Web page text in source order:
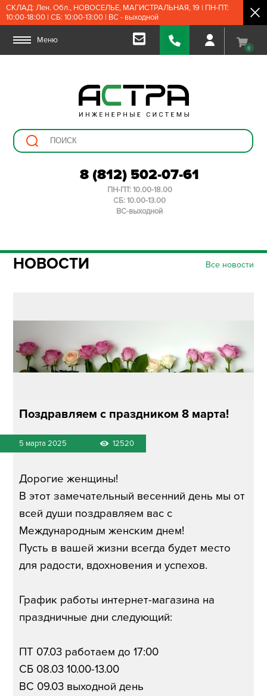
СКЛАД: Лен. Обл., НОВОСЕЛЬЕ, МАГИСТРАЛЬНАЯ, 19 | ПН-ПТ:
10:00-18:00 | СБ: 10:00-13:00 | ВС - выходной
Меню
0
8 (812) 502-07-61
ПН-ПТ: 10.00-18.00
СБ: 10.00-13.00
ВС-выходной
НОВОСТИ Все новости
Поздравляем с праздником 8 марта!
5 марта 2025 12520
Дорогие женщины!
В этот замечательный весенний день мы от
всей души поздравляем вас с
Международным женским днем!
Пусть в вашей жизни всегда будет место
для радости, вдохновения и успехов.
График работы интернет-магазина на
праздничные дни следующий:
ПТ 07.03 работаем до 17:00
СБ 08.03 10.00-13.00
ВС 09.03 выходной день